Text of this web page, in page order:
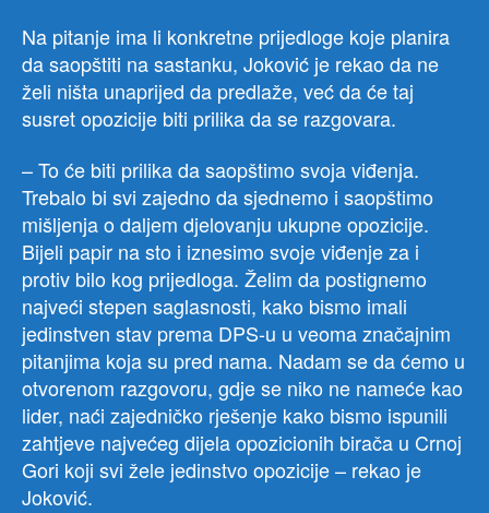
Na pitanje ima li konkretne prijedloge koje planira
da saopštiti na sastanku, Joković je rekao da ne
želi ništa unaprijed da predlaže, već da će taj
susret opozicije biti prilika da se razgovara.
– To će biti prilika da saopštimo svoja viđenja.
Trebalo bi svi zajedno da sjednemo i saopštimo
mišljenja o daljem djelovanju ukupne opozicije.
Bijeli papir na sto i iznesimo svoje viđenje za i
protiv bilo kog prijedloga. Želim da postignemo
najveći stepen saglasnosti, kako bismo imali
jedinstven stav prema DPS-u u veoma značajnim
pitanjima koja su pred nama. Nadam se da ćemo u
otvorenom razgovoru, gdje se niko ne nameće kao
lider, naći zajedničko rješenje kako bismo ispunili
zahtjeve najvećeg dijela opozicionih birača u Crnoj
Gori koji svi žele jedinstvo opozicije – rekao je
Joković.